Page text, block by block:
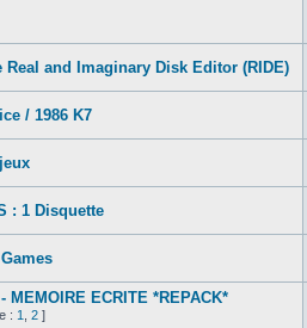
Real and Imaginary Disk Editor (RIDE)
/ 1986 K7
: 1 Disquette
MEMOIRE ECRITE *REPACK*
: 1 2 ]